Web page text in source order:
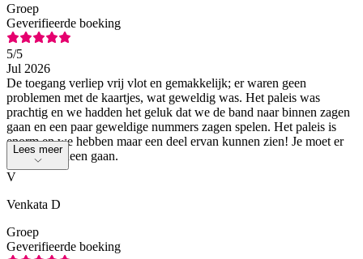
Groep
Geverifieerde boeking
5/5
Jul 2026
De toegang verliep vrij vlot en gemakkelijk; er waren geen
problemen met de kaartjes, wat geweldig was. Het paleis was
prachtig en we hadden het geluk dat we de band naar binnen zagen
gaan en een paar geweldige nummers zagen spelen. Het paleis is
enorm en we hebben maar een deel ervan kunnen zien! Je moet er
zeker eens heen gaan.
Lees meer
V
Venkata D
Groep
Geverifieerde boeking